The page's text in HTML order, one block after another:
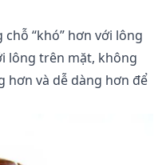
“khó” hơn với lông
lông trên mặt, không
hơn và dễ dàng hơn để